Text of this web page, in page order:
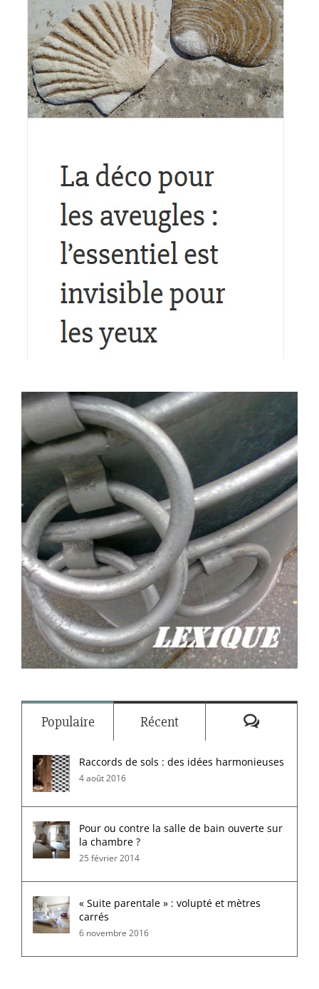
Populaire Récent
Raccords de sols : des idées harmonieuses
4 août 2016
Pour ou contre la salle de bain ouverte sur
la chambre ?
25 février 2014
« Suite parentale » : volupté et mètres
carrés
6 novembre 2016